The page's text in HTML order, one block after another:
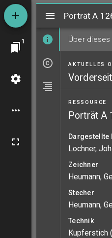
1
Mirador
Porträt A
Über dieses
AKTUELLES
RESSOURCE
Porträt A
Dargestellte
Lochner,
Zeichner
Heumann,
Stecher
Heumann,
Technik
Kupferstich
Porträt A